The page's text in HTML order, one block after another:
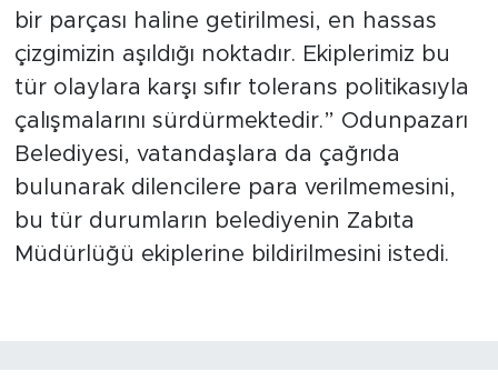
bir parçası haline getirilmesi, en hassas
çizgimizin aşıldığı noktadır. Ekiplerimiz bu
tür olaylara karşı sıfır tolerans politikasıyla
çalışmalarını sürdürmektedir.” Odunpazarı
Belediyesi, vatandaşlara da çağrıda
bulunarak dilencilere para verilmemesini,
bu tür durumların belediyenin Zabıta
Müdürlüğü ekiplerine bildirilmesini istedi.